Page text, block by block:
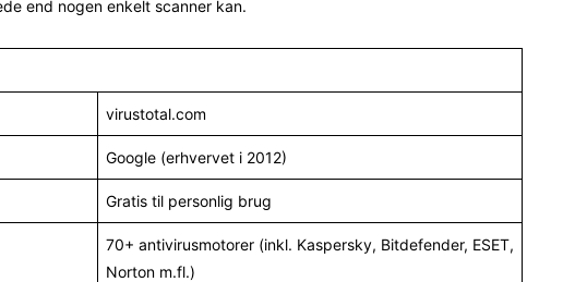
end nogen enkelt scanner kan.
virustotal.com
Google (erhvervet i 2012)
Gratis til personlig brug
70+ antivirusmotorer (inkl. Kaspersky, Bitdefender, ESET,
Norton m.fl.)